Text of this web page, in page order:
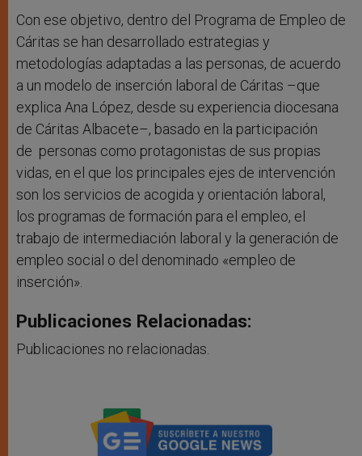
Con ese objetivo, dentro del Programa de Empleo de
Cáritas se han desarrollado estrategias y
metodologías adaptadas a las personas, de acuerdo
a un modelo de inserción laboral de Cáritas –que
explica Ana López, desde su experiencia diocesana
de Cáritas Albacete–, basado en la participación
de personas como protagonistas de sus propias
vidas, en el que los principales ejes de intervención
son los servicios de acogida y orientación laboral,
los programas de formación para el empleo, el
trabajo de intermediación laboral y la generación de
empleo social o del denominado «empleo de
inserción».
Publicaciones Relacionadas:
Publicaciones no relacionadas.